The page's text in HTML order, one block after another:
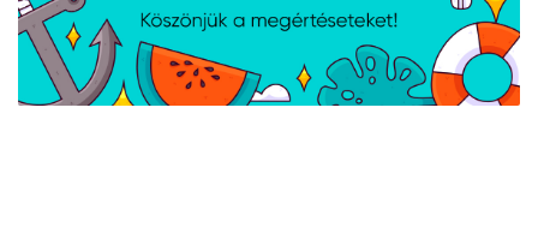
DVI-I portok
száma
0